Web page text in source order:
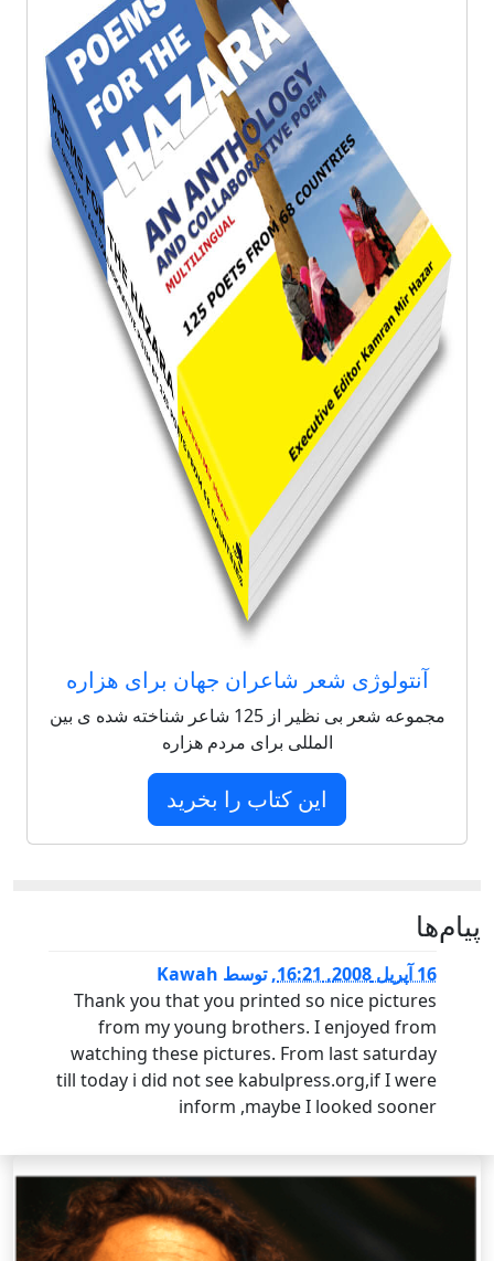
آنتولوژی شعر شاعران جهان برای هزاره
مجموعه شعر بی نظیر از 125 شاعر شناخته شده ی بین
المللی برای مردم هزاره
این کتاب را بخرید
پيام‌ها
16 آپریل 2008, 16:21 ,توسط Kawah
Thank you that you printed so nice pictures
from my young brothers. I enjoyed from
watching these pictures. From last saturday
till today i did not see kabulpress.org,if I were
inform ,maybe I looked sooner